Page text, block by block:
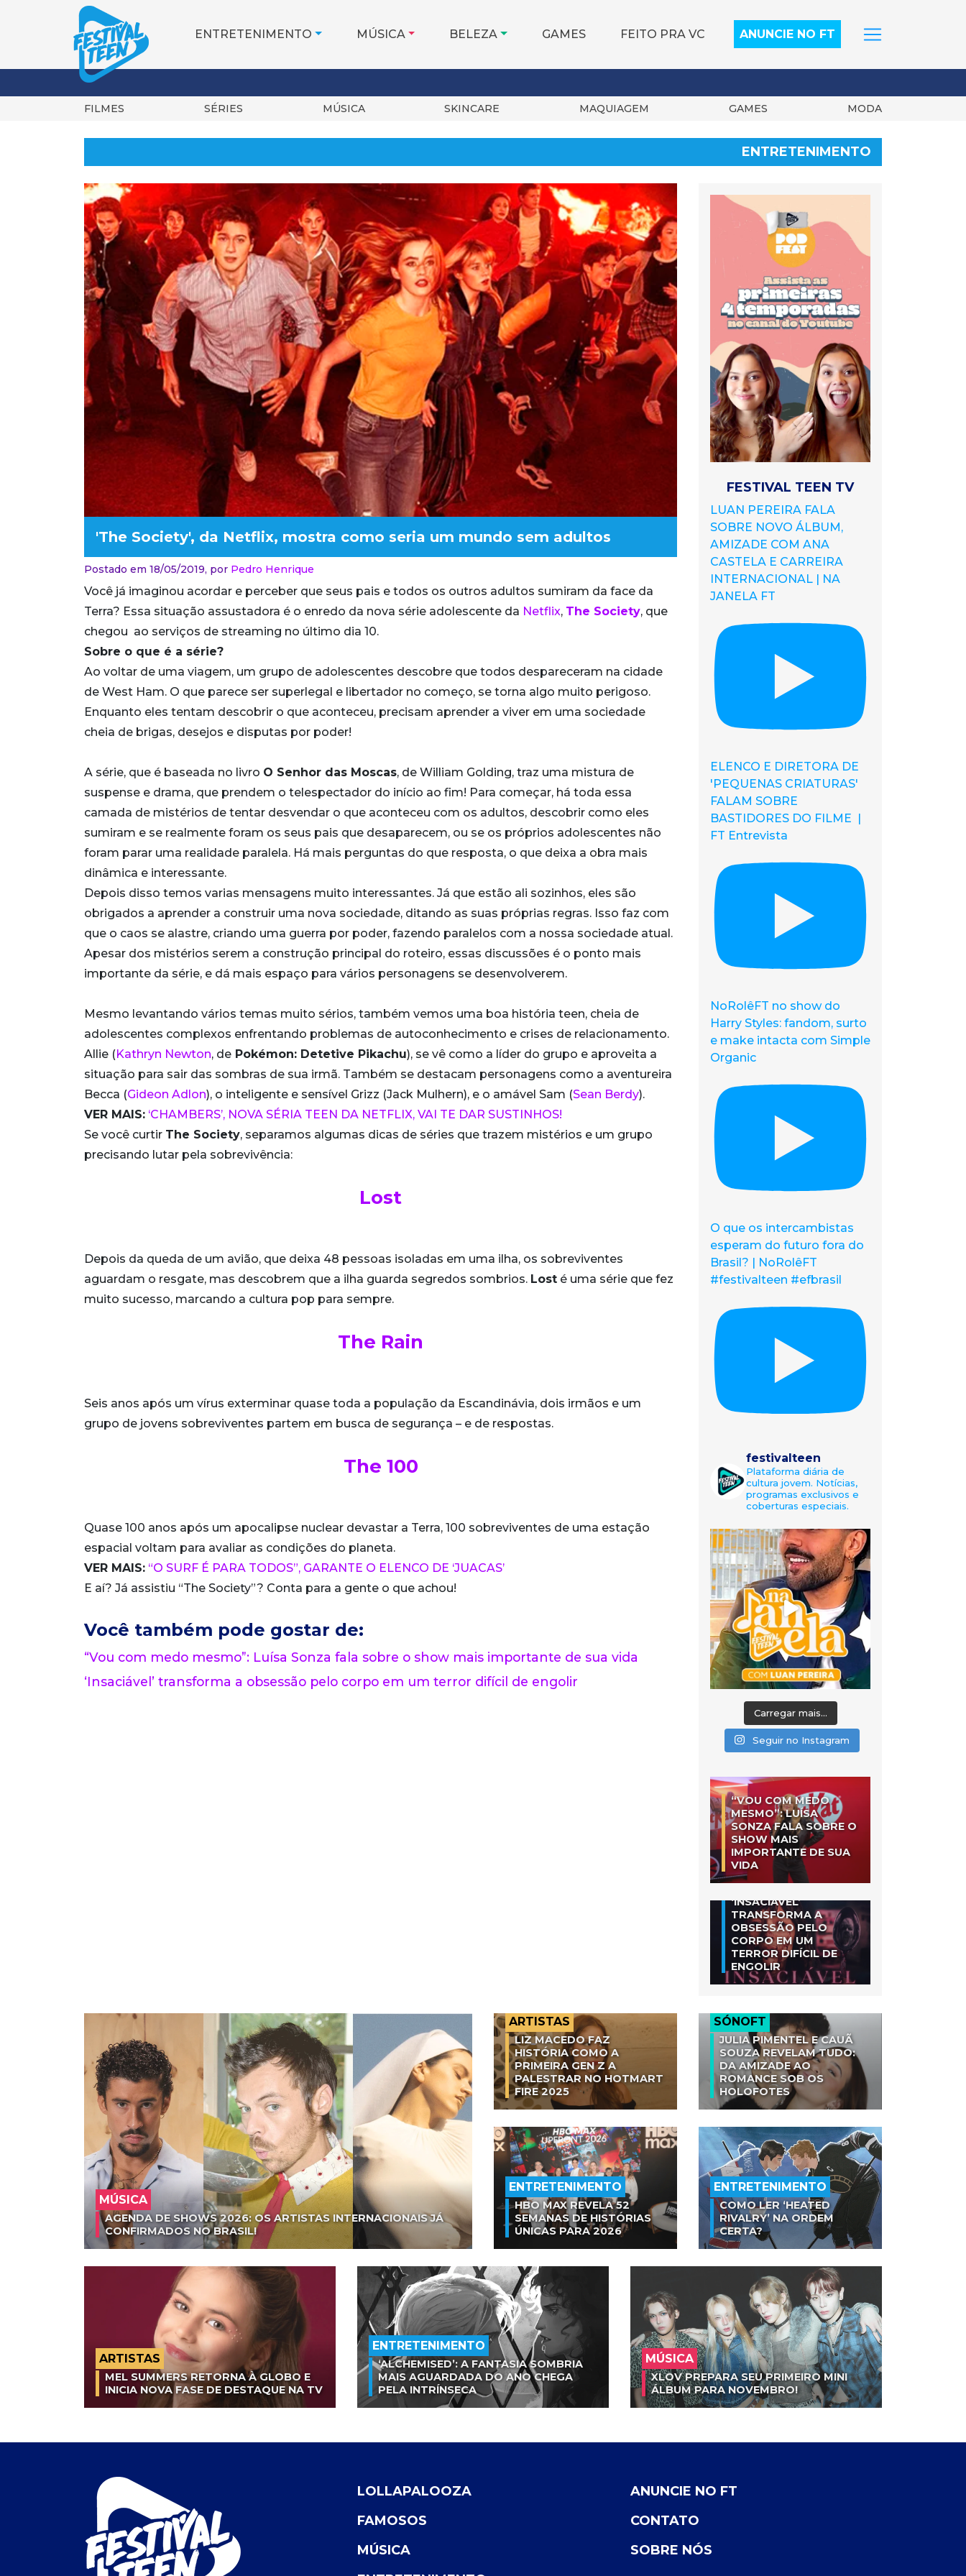
ENTRETENIMENTO MÚSICA BELEZA GAMES FEITO PRA VC ANUNCIE NO FT
FILMES SÉRIES MÚSICA SKINCARE MAQUIAGEM GAMES MODA
ENTRETENIMENTO
'The Society', da Netflix, mostra como seria um mundo sem adultos
Postado em 18/05/2019, por Pedro Henrique
Você já imaginou acordar e perceber que seus pais e todos os outros adultos sumiram da face da
Terra? Essa situação assustadora é o enredo da nova série adolescente da Netflix, The Society, que
chegou ao serviços de streaming no último dia 10.
Sobre o que é a série?
Ao voltar de uma viagem, um grupo de adolescentes descobre que todos despareceram na cidade
de West Ham. O que parece ser superlegal e libertador no começo, se torna algo muito perigoso.
Enquanto eles tentam descobrir o que aconteceu, precisam aprender a viver em uma sociedade
cheia de brigas, desejos e disputas por poder!
A série, que é baseada no livro O Senhor das Moscas, de William Golding, traz uma mistura de
suspense e drama, que prendem o telespectador do início ao fim! Para começar, há toda essa
camada de mistérios de tentar desvendar o que aconteceu com os adultos, descobrir como eles
sumiram e se realmente foram os seus pais que desaparecem, ou se os próprios adolescentes não
foram parar uma realidade paralela. Há mais perguntas do que resposta, o que deixa a obra mais
dinâmica e interessante.
Depois disso temos varias mensagens muito interessantes. Já que estão ali sozinhos, eles são
obrigados a aprender a construir uma nova sociedade, ditando as suas próprias regras. Isso faz com
que o caos se alastre, criando uma guerra por poder, fazendo paralelos com a nossa sociedade atual.
Apesar dos mistérios serem a construção principal do roteiro, essas discussões é o ponto mais
importante da série, e dá mais espaço para vários personagens se desenvolverem.
Mesmo levantando vários temas muito sérios, também vemos uma boa história teen, cheia de
adolescentes complexos enfrentando problemas de autoconhecimento e crises de relacionamento.
Allie (Kathryn Newton, de Pokémon: Detetive Pikachu), se vê como a líder do grupo e aproveita a
situação para sair das sombras de sua irmã. Também se destacam personagens como a aventureira
Becca (Gideon Adlon), o inteligente e sensível Grizz (Jack Mulhern), e o amável Sam (Sean Berdy).
VER MAIS: ‘CHAMBERS’, NOVA SÉRIA TEEN DA NETFLIX, VAI TE DAR SUSTINHOS!
Se você curtir The Society, separamos algumas dicas de séries que trazem mistérios e um grupo
precisando lutar pela sobrevivência:
Lost
Depois da queda de um avião, que deixa 48 pessoas isoladas em uma ilha, os sobreviventes
aguardam o resgate, mas descobrem que a ilha guarda segredos sombrios. Lost é uma série que fez
muito sucesso, marcando a cultura pop para sempre.
The Rain
Seis anos após um vírus exterminar quase toda a população da Escandinávia, dois irmãos e um
grupo de jovens sobreviventes partem em busca de segurança – e de respostas.
The 100
Quase 100 anos após um apocalipse nuclear devastar a Terra, 100 sobreviventes de uma estação
espacial voltam para avaliar as condições do planeta.
VER MAIS: “O SURF É PARA TODOS”, GARANTE O ELENCO DE ‘JUACAS’
E aí? Já assistiu “The Society”? Conta para a gente o que achou!
Você também pode gostar de:
“Vou com medo mesmo”: Luísa Sonza fala sobre o show mais importante de sua vida
‘Insaciável’ transforma a obsessão pelo corpo em um terror difícil de engolir
FESTIVAL TEEN TV
LUAN PEREIRA FALA
SOBRE NOVO ÁLBUM,
AMIZADE COM ANA
CASTELA E CARREIRA
INTERNACIONAL | NA
JANELA FT
ELENCO E DIRETORA DE
'PEQUENAS CRIATURAS'
FALAM SOBRE
BASTIDORES DO FILME |
FT Entrevista
NoRolêFT no show do
Harry Styles: fandom, surto
e make intacta com Simple
Organic
O que os intercambistas
esperam do futuro fora do
Brasil? | NoRolêFT
#festivalteen #efbrasil
festivalteen
Plataforma diária de
cultura jovem. Notícias,
programas exclusivos e
coberturas especiais.
Carregar mais...
Seguir no Instagram
“VOU COM MEDO
MESMO”: LUÍSA
SONZA FALA SOBRE O
SHOW MAIS
IMPORTANTE DE SUA
VIDA
‘INSACIÁVEL’
TRANSFORMA A
OBSESSÃO PELO
CORPO EM UM
TERROR DIFÍCIL DE
ENGOLIR
MÚSICA
AGENDA DE SHOWS 2026: OS ARTISTAS INTERNACIONAIS JÁ
CONFIRMADOS NO BRASIL!
ARTISTAS
LIZ MACEDO FAZ
HISTÓRIA COMO A
PRIMEIRA GEN Z A
PALESTRAR NO HOTMART
FIRE 2025
SÓNOFT
JULIA PIMENTEL E CAUÃ
SOUZA REVELAM TUDO:
DA AMIZADE AO
ROMANCE SOB OS
HOLOFOTES
ENTRETENIMENTO
HBO MAX REVELA 52
SEMANAS DE HISTÓRIAS
ÚNICAS PARA 2026
ENTRETENIMENTO
COMO LER ‘HEATED
RIVALRY’ NA ORDEM
CERTA?
ARTISTAS
MEL SUMMERS RETORNA À GLOBO E
INICIA NOVA FASE DE DESTAQUE NA TV
ENTRETENIMENTO
‘ALCHEMISED’: A FANTASIA SOMBRIA
MAIS AGUARDADA DO ANO CHEGA
PELA INTRÍNSECA
MÚSICA
XLOV PREPARA SEU PRIMEIRO MINI
ÁLBUM PARA NOVEMBRO!
LOLLAPALOOZA
FAMOSOS
MÚSICA
ANUNCIE NO FT
CONTATO
SOBRE NÓS